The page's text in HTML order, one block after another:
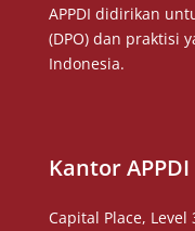
APPDI didirikan
(DPO) dan praktisi
Indonesia.
Kantor APPDI
Capital Place, Level